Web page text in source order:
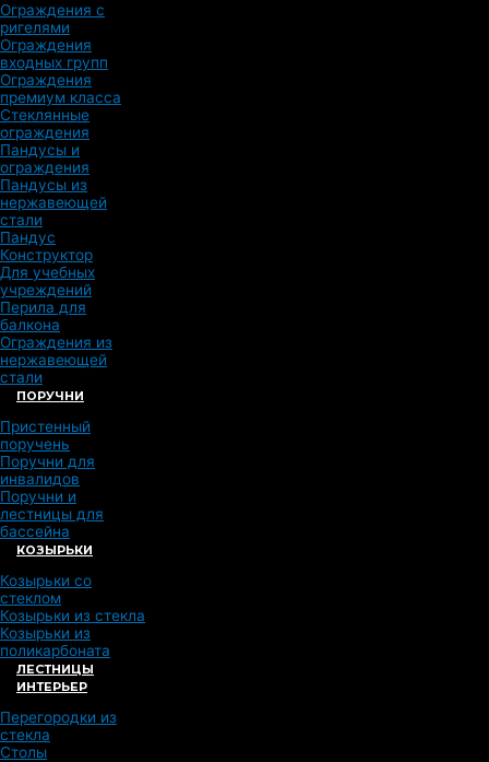
Ограждения с
ригелями
Ограждения
входных групп
Ограждения
премиум класса
Стеклянные
ограждения
Пандусы и
ограждения
Пандусы из
нержавеющей
стали
Пандус
Конструктор
Для учебных
учреждений
Перила для
балкона
Ограждения из
нержавеющей
стали
ПОРУЧНИ
Пристенный
поручень
Поручни для
инвалидов
Поручни и
лестницы для
бассейна
КОЗЫРЬКИ
Козырьки со
стеклом
Козырьки из стекла
Козырьки из
поликарбоната
ЛЕСТНИЦЫ
ИНТЕРЬЕР
Перегородки из
стекла
Столы